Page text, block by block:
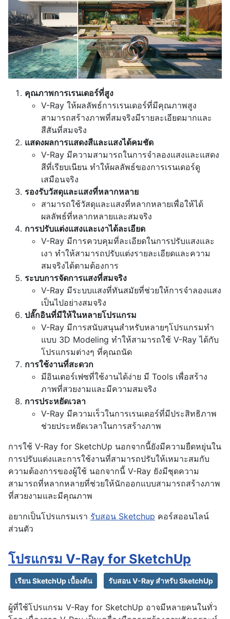
คุณภาพการเรนเดอร์ที่สูง
V-Ray ให้ผลลัพธ์การเรนเดอร์ที่มีคุณภาพสูง
สามารถสร้างภาพที่สมจริงมีรายละเอียดมากและ
สีสันที่สมจริง
แสดงผลการแสดงสีและแสงได้คมชัด
V-Ray มีความสามารถในการจำลองแสงและแสดง
สีที่เรียบเนียน ทำให้ผลลัพธ์ของการเรนเดอร์ดู
เสมือนจริง
รองรับวัสดุและแสงที่หลากหลาย
สามารถใช้วัสดุและแสงที่หลากหลายเพื่อให้ได้
ผลลัพธ์ที่หลากหลายและสมจริง
การปรับแต่งแสงและเงาได้ละเอียด
V-Ray มีการควบคุมที่ละเอียดในการปรับแสงและ
เงา ทำให้สามารถปรับแต่งรายละเอียดและความ
สมจริงได้ตามต้องการ
ระบบการจัดการแสงที่สมจริง
V-Ray มีระบบแสงที่ทันสมัยที่ช่วยให้การจำลองแสง
เป็นไปอย่างสมจริง
ปลั๊กอินที่มีให้ในหลายโปรแกรม
V-Ray มีการสนับสนุนสำหรับหลายๆโปรแกรมทำ
แบบ 3D Modeling ทำให้สามารถใช้ V-Ray ได้กับ
โปรแกรมต่างๆ ที่คุณถนัด
การใช้งานที่สะดวก
มีอินเตอร์เฟซที่ใช้งานได้ง่าย มี Tools เพื่อสร้าง
ภาพที่สวยงามและมีความสมจริง
การประหยัดเวลา
V-Ray มีความเร็วในการเรนเดอร์ที่มีประสิทธิภาพ
ช่วยประหยัดเวลาในการสร้างภาพ
การใช้ V-Ray for SketchUp นอกจากนี้ยังมีความยืดหยุ่นใน
การปรับแต่งและการใช้งานที่สามารถปรับให้เหมาะสมกับ
ความต้องการของผู้ใช้ นอกจากนี้ V-Ray ยังมีชุดความ
สามารถที่หลากหลายที่ช่วยให้นักออกแบบสามารถสร้างภาพ
ที่สวยงามและมีคุณภาพ
อยากเป็นโปรแกรมเรา รับสอน Sketchup คอร์สออนไลน์
ส่วนตัว
โปรแกรม V-Ray for SketchUp
เรียน SketchUp เบื้องต้น รับสอน V-Ray สำหรับ SketchUp
ผู้ที่ใช้โปรแกรม V-Ray for SketchUp อาจมีหลายคนในทั่ว